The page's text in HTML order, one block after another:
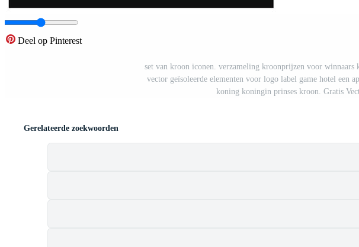
Deel op Pinterest
set van kroon iconen. verzameling kroonprijzen voor winnaars
vector geïsoleerde elementen voor logo label game hotel een
koning koningin prinses kroon. Gratis
Gerelateerde zoekwoorden